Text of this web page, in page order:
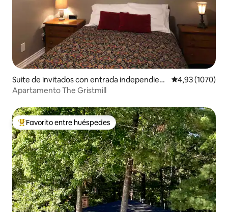
Suite de invitados con entrada independient
e en Traverse City
Calificación
4,93 (1070)
Apartamento The Gristmill
Favorito entre los huéspedes más destacados
Favorito entre huéspedes